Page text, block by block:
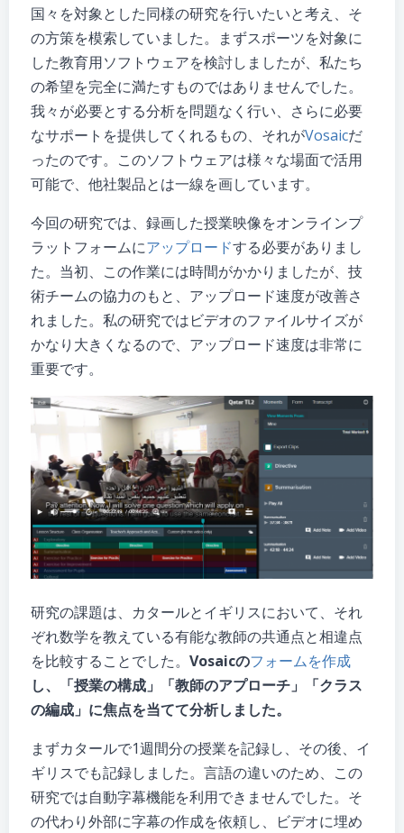
国々を対象とした同様の研究を行いたいと考え、そ
の方策を模索していました。まずスポーツを対象に
した教育用ソフトウェアを検討しましたが、私たち
の希望を完全に満たすものではありませんでした。
我々が必要とする分析を問題なく行い、さらに必要
なサポートを提供してくれるもの、それがVosaicだ
ったのです。このソフトウェアは様々な場面で活用
可能で、他社製品とは一線を画しています。
今回の研究では、録画した授業映像をオンラインプ
ラットフォームにアップロードする必要がありまし
た。当初、この作業には時間がかかりましたが、技
術チームの協力のもと、アップロード速度が改善さ
れました。私の研究ではビデオのファイルサイズが
かなり大きくなるので、アップロード速度は非常に
重要です。
研究の課題は、カタールとイギリスにおいて、それ
ぞれ数学を教えている有能な教師の共通点と相違点
を比較することでした。 Vosaicのフォームを作成
し、「授業の構成」「教師のアプローチ」「クラス
の編成」に焦点を当てて分析しました。
まずカタールで1週間分の授業を記録し、その後、イ
ギリスでも記録しました。言語の違いのため、この
研究では自動字幕機能を利用できませんでした。そ
の代わり外部に字幕の作成を依頼し、ビデオに埋め